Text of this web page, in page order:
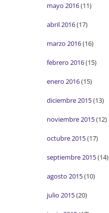
mayo 2016(11)
abril 2016(17)
marzo 2016(16)
febrero 2016(15)
enero 2016(15)
diciembre 2015(13)
noviembre 2015(12)
octubre 2015(17)
septiembre 2015(14)
agosto 2015(10)
julio 2015(20)